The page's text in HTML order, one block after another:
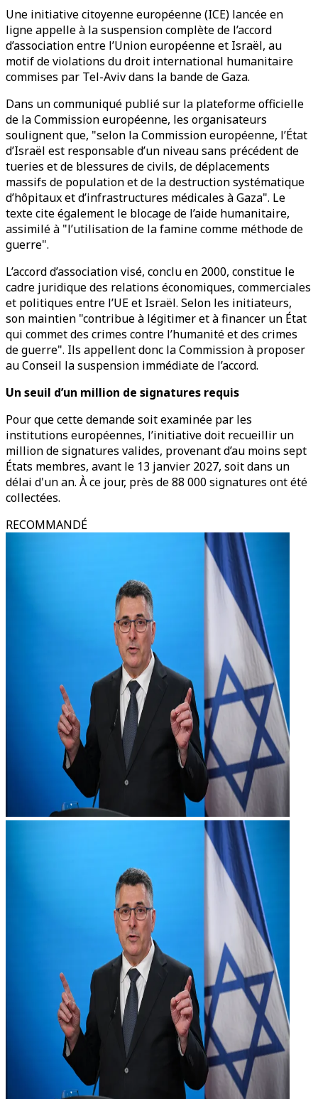
Une initiative citoyenne européenne (ICE) lancée en
ligne appelle à la suspension complète de l’accord
d’association entre l’Union européenne et Israël, au
motif de violations du droit international humanitaire
commises par Tel-Aviv dans la bande de Gaza.
Dans un communiqué publié sur la plateforme officielle
de la Commission européenne, les organisateurs
soulignent que, "selon la Commission européenne, l’État
d’Israël est responsable d’un niveau sans précédent de
tueries et de blessures de civils, de déplacements
massifs de population et de la destruction systématique
d’hôpitaux et d’infrastructures médicales à Gaza". Le
texte cite également le blocage de l’aide humanitaire,
assimilé à "l’utilisation de la famine comme méthode de
guerre".
L’accord d’association visé, conclu en 2000, constitue le
cadre juridique des relations économiques, commerciales
et politiques entre l’UE et Israël. Selon les initiateurs,
son maintien "contribue à légitimer et à financer un État
qui commet des crimes contre l’humanité et des crimes
de guerre". Ils appellent donc la Commission à proposer
au Conseil la suspension immédiate de l’accord.
Un seuil d’un million de signatures requis
Pour que cette demande soit examinée par les
institutions européennes, l’initiative doit recueillir un
million de signatures valides, provenant d’au moins sept
États membres, avant le 13 janvier 2027, soit dans un
délai d'un an. À ce jour, près de 88 000 signatures ont été
collectées.
RECOMMANDÉ